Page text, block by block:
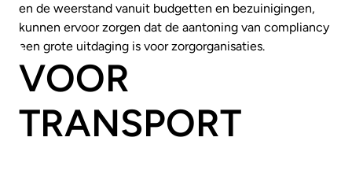
en de weerstand vanuit budgetten en bezuinigingen,
kunnen ervoor zorgen dat de aantoning van compliancy
een grote uitdaging is voor zorgorganisaties.
VOOR
TRANSPORT